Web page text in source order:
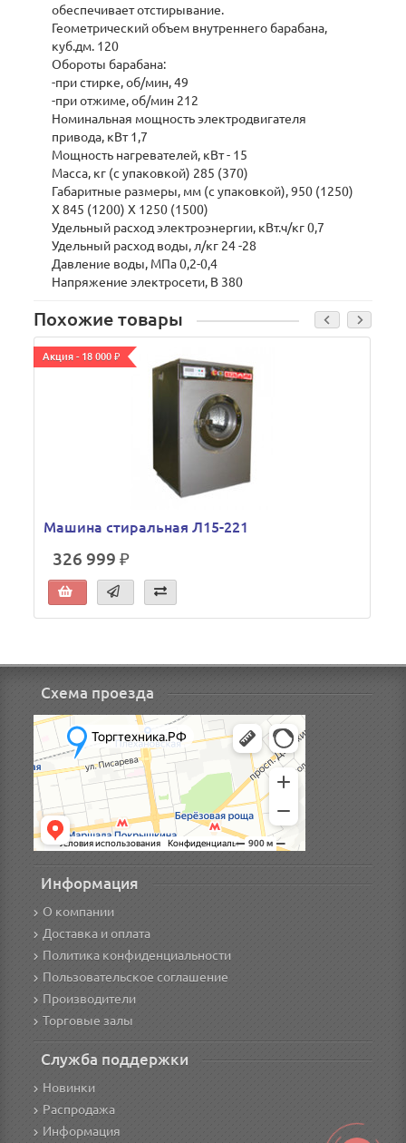
обеспечивает отстирывание.
Геометрический объем внутреннего барабана,
куб.дм. 120
Обороты барабана:
-при стирке, об/мин, 49
-при отжиме, об/мин 212
Номинальная мощность электродвигателя
привода, кВт 1,7
Мощность нагревателей, кВт - 15
Масса, кг (с упаковкой) 285 (370)
Габаритные размеры, мм (с упаковкой), 950 (1250)
Х 845 (1200) X 1250 (1500)
Удельный расход электроэнергии, кВт.ч/кг 0,7
Удельный расход воды, л/кг 24 -28
Давление воды, МПа 0,2-0,4
Напряжение электросети, В 380
Похожие товары
Акция - 18 000 ₽
Машина стиральная Л15-221
326 999 ₽
Схема проезда
Информация
О компании
Доставка и оплата
Политика конфиденциальности
Пользовательское соглашение
Производители
Торговые залы
Служба поддержки
Новинки
Распродажа
Информация